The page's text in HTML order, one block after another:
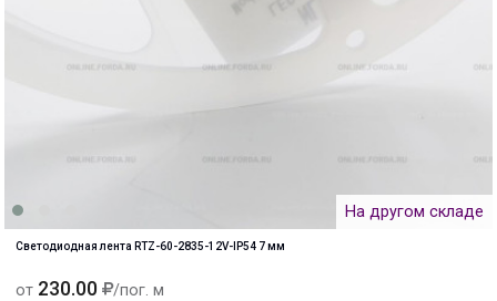
На другом складе
Светодиодная лента RTZ-60-2835-12V-IP54 7 мм
от 230.00 /пог. м